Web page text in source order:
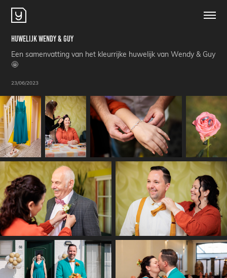
Huwelijk Wendy & Guy
Een samenvatting van het kleurrijke huwelijk van Wendy & Guy
🤩
23/06/2023